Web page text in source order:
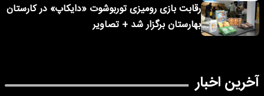
رقابت بازی رومیزی توربوشوت «دایکاپ» در کارستان
بهارستان برگزار شد + تصاویر
آخرین اخبار